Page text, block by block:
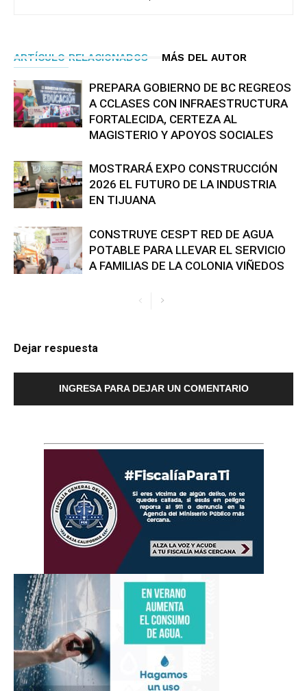
ARTÍCULO RELACIONADOS MÁS DEL AUTOR
PREPARA GOBIERNO DE BC REGREOS
A CCLASES CON INFRAESTRUCTURA
FORTALECIDA, CERTEZA AL
MAGISTERIO Y APOYOS SOCIALES
MOSTRARÁ EXPO CONSTRUCCIÓN
2026 EL FUTURO DE LA INDUSTRIA
EN TIJUANA
CONSTRUYE CESPT RED DE AGUA
POTABLE PARA LLEVAR EL SERVICIO
A FAMILIAS DE LA COLONIA VIÑEDOS
Dejar respuesta
INGRESA PARA DEJAR UN COMENTARIO